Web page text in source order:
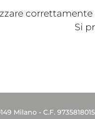
Si
Milano - C.F.